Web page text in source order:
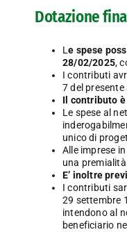
Dotazione
Le spese
28/02/2025,
I contributi
7 del
Il contributo
Le spese al
unico di
Alle imprese
una
E’ inoltre
I contributi
29 settembre
intendono al
beneficiario